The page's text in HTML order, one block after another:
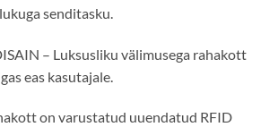
senditasku.
– Luksusliku välimusega rahakott
eas kasutajale.
on varustatud uuendatud RFID